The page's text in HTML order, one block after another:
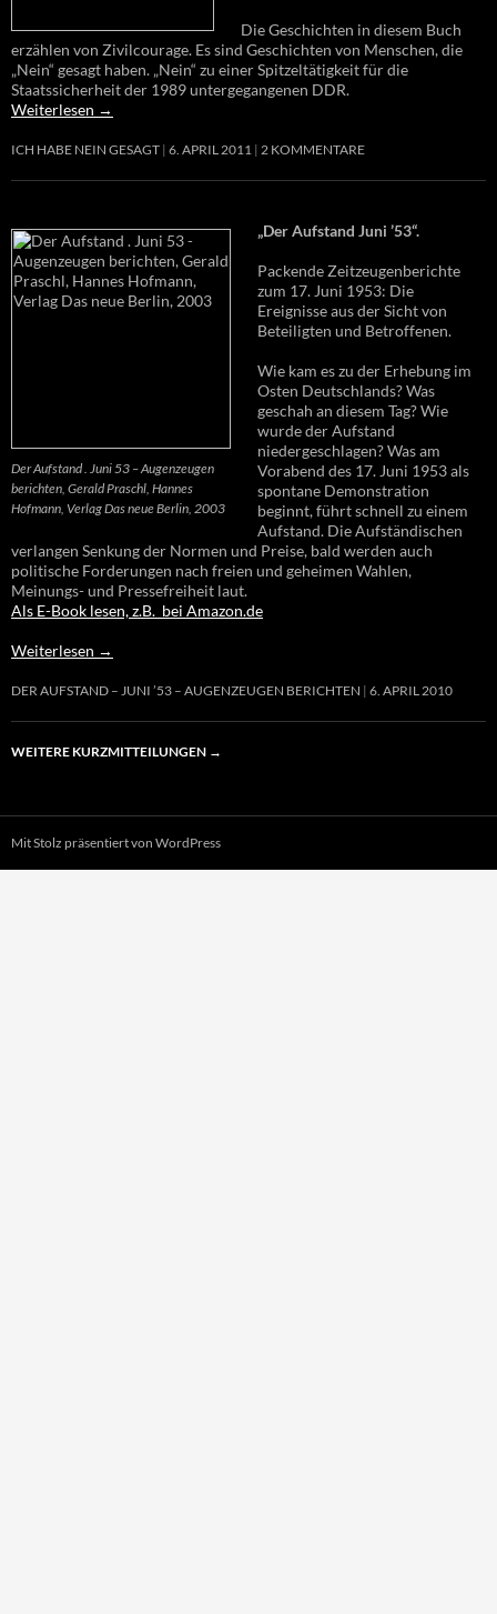
Die Geschichten in diesem Buch
erzählen von Zivilcourage. Es sind Geschichten von Menschen, die
„Nein“ gesagt haben. „Nein“ zu einer Spitzeltätigkeit für die
Staatssicherheit der 1989 untergegangenen DDR.
Weiterlesen →
ICH HABE NEIN GESAGT 6. APRIL 2011 2 KOMMENTARE
Der Aufstand . Juni 53 – Augenzeugen
berichten, Gerald Praschl, Hannes
Hofmann, Verlag Das neue Berlin, 2003
„Der Aufstand Juni ’53“.
Packende Zeitzeugenberichte
zum 17. Juni 1953: Die
Ereignisse aus der Sicht von
Beteiligten und Betroffenen.
Wie kam es zu der Erhebung im
Osten Deutschlands? Was
geschah an diesem Tag? Wie
wurde der Aufstand
niedergeschlagen? Was am
Vorabend des 17. Juni 1953 als
spontane Demonstration
beginnt, führt schnell zu einem
Aufstand. Die Aufständischen
verlangen Senkung der Normen und Preise, bald werden auch
politische Forderungen nach freien und geheimen Wahlen,
Meinungs- und Pressefreiheit laut.
Als E-Book lesen, z.B. bei Amazon.de
Weiterlesen →
DER AUFSTAND – JUNI ’53 – AUGENZEUGEN BERICHTEN 6. APRIL 2010
WEITERE KURZMITTEILUNGEN →
Mit Stolz präsentiert von WordPress